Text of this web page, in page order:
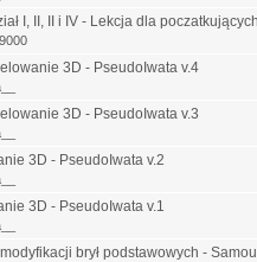
I, II, II i IV - Lekcja dla
3D - PseudoIwata v.4
3D - PseudoIwata v.3
3D - PseudoIwata v.2
3D - PseudoIwata v.1
brył podstawowych -